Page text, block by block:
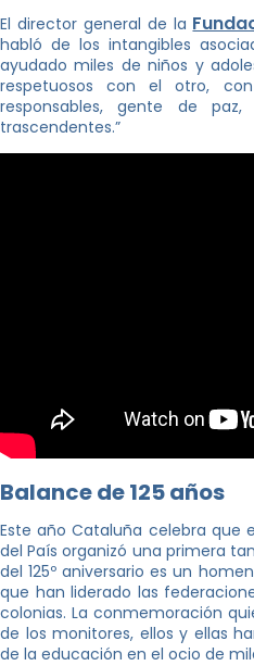
El director general de la
habló de los intangibles
ayudado miles de niños y
respetuosos con el otro,
responsables, gente de
trascendentes.”
Balance de 125 años
Este año Cataluña celebra que
del País organizó una primera
del 125º aniversario es un
que han liderado las
colonias. La conmemoración
de los monitores, ellos y ellas
de la educación en el ocio de